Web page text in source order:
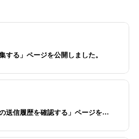
する」ページを公開しました。
送信履歴を確認する」ページを公